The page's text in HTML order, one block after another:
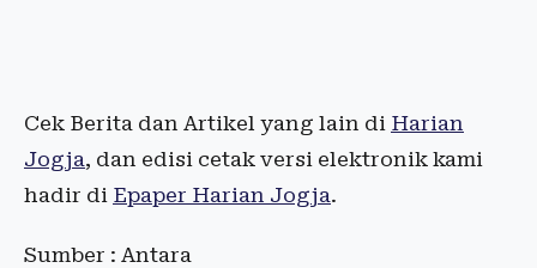
Cek Berita dan Artikel yang lain di Harian
Jogja, dan edisi cetak versi elektronik kami
hadir di Epaper Harian Jogja.
Sumber : Antara